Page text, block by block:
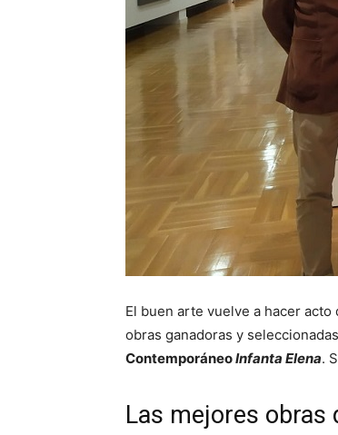
El buen arte vuelve a hacer acto
obras ganadoras y
ContemporáneoInfanta Elena.
Las mejores obras